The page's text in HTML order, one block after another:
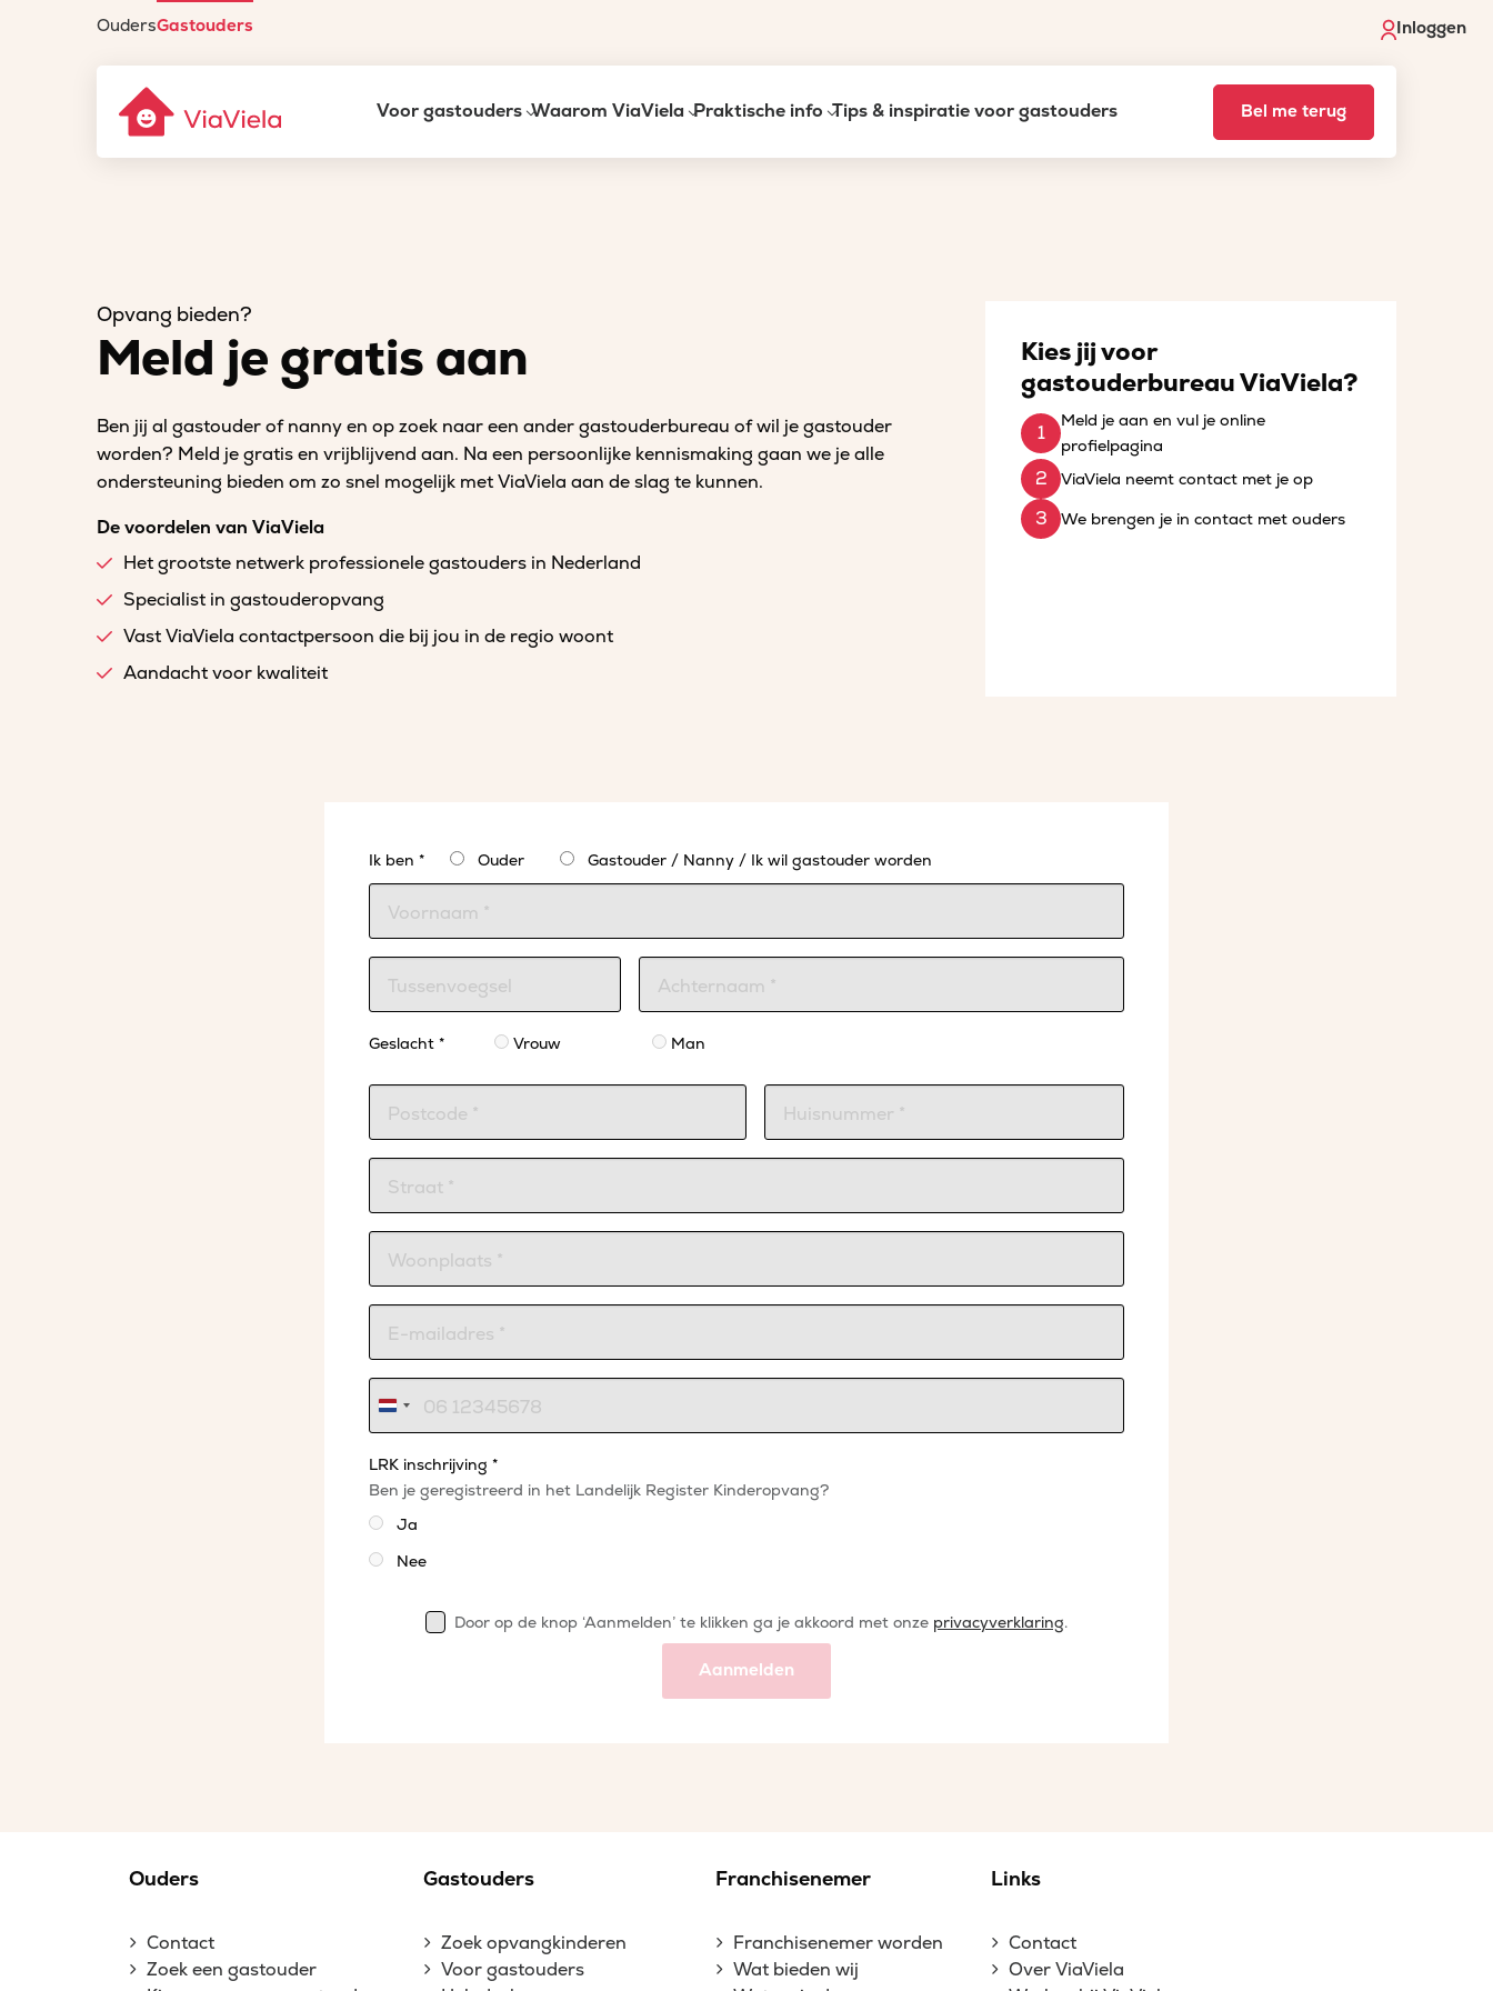
OudersGastouders Inloggen
Voor gastouders Waarom ViaViela Praktische info Tips & inspiratie voor gastouders Bel me terug
Opvang bieden?
Meld je gratis aan
Ben jij al gastouder of nanny en op zoek naar een ander gastouderbureau of wil je gastouder
worden? Meld je gratis en vrijblijvend aan. Na een persoonlijke kennismaking gaan we je alle
ondersteuning bieden om zo snel mogelijk met ViaViela aan de slag te kunnen.
De voordelen van ViaViela
Het grootste netwerk professionele gastouders in Nederland
Specialist in gastouderopvang
Vast ViaViela contactpersoon die bij jou in de regio woont
Aandacht voor kwaliteit
Kies jij voor
gastouderbureau ViaViela?
Meld je aan en vul je online
profielpagina
ViaViela neemt contact met je op
We brengen je in contact met ouders
Ik ben * Ouder Gastouder / Nanny / Ik wil gastouder worden
Geslacht * Vrouw Man
Nederland
+31
LRK inschrijving *
Ben je geregistreerd in het Landelijk Register Kinderopvang?
Ja
Nee
Door op de knop ‘Aanmelden’ te klikken ga je akkoord met onze privacyverklaring.
Aanmelden
Ouders
Contact
Zoek een gastouder
Gastouders
Zoek opvangkinderen
Voor gastouders
Franchisenemer
Franchisenemer worden
Wat bieden wij
Links
Contact
Over ViaViela